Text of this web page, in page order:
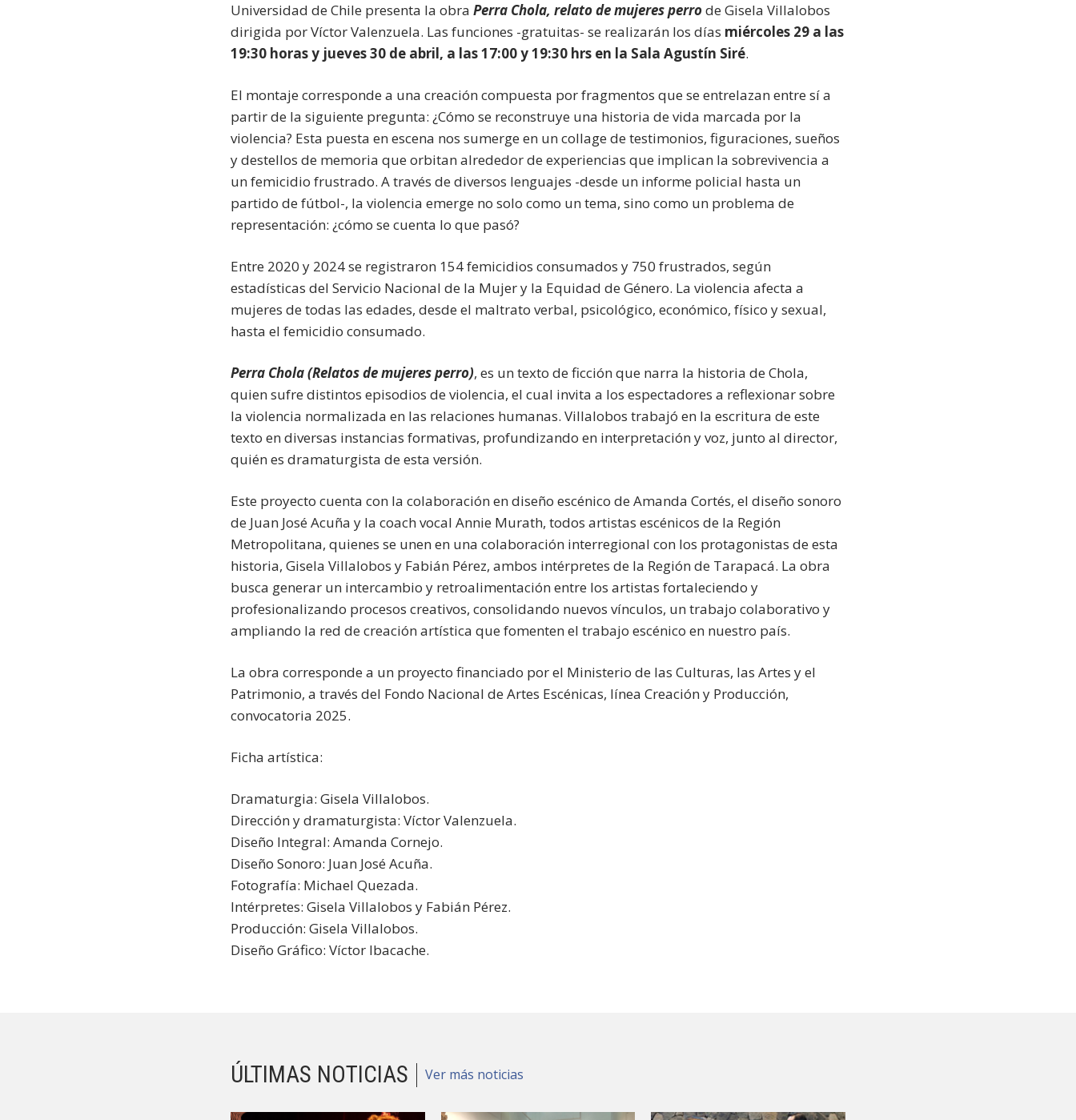
Universidad de Chile presenta la obra Perra Chola, relato de mujeres perrode Gisela Villalobos
dirigida por Víctor Valenzuela. Las funciones -gratuitas- se realizarán los días miércoles 29 a las
19:30 horas y jueves 30 de abril, a las 17:00 y 19:30 hrs en la Sala Agustín Siré.
El montaje corresponde a una creación compuesta por fragmentos que se entrelazan entre sí a
partir de la siguiente pregunta: ¿Cómo se reconstruye una historia de vida marcada por la
violencia? Esta puesta en escena nos sumerge en un collage de testimonios, figuraciones, sueños
y destellos de memoria que orbitan alrededor de experiencias que implican la sobrevivencia a
un femicidio frustrado. A través de diversos lenguajes -desde un informe policial hasta un
partido de fútbol-, la violencia emerge no solo como un tema, sino como un problema de
representación: ¿cómo se cuenta lo que pasó?
Entre 2020 y 2024 se registraron 154 femicidios consumados y 750 frustrados, según
estadísticas del Servicio Nacional de la Mujer y la Equidad de Género. La violencia afecta a
mujeres de todas las edades, desde el maltrato verbal, psicológico, económico, físico y sexual,
hasta el femicidio consumado.
Perra Chola (Relatos de mujeres perro), es un texto de ficción que narra la historia de Chola,
quien sufre distintos episodios de violencia, el cual invita a los espectadores a reflexionar sobre
la violencia normalizada en las relaciones humanas. Villalobos trabajó en la escritura de este
texto en diversas instancias formativas, profundizando en interpretación y voz, junto al director,
quién es dramaturgista de esta versión.
Este proyecto cuenta con la colaboración en diseño escénico de Amanda Cortés, el diseño sonoro
de Juan José Acuña y la coach vocal Annie Murath, todos artistas escénicos de la Región
Metropolitana, quienes se unen en una colaboración interregional con los protagonistas de esta
historia, Gisela Villalobos y Fabián Pérez, ambos intérpretes de la Región de Tarapacá. La obra
busca generar un intercambio y retroalimentación entre los artistas fortaleciendo y
profesionalizando procesos creativos, consolidando nuevos vínculos, un trabajo colaborativo y
ampliando la red de creación artística que fomenten el trabajo escénico en nuestro país.
La obra corresponde a un proyecto financiado por el Ministerio de las Culturas, las Artes y el
Patrimonio, a través del Fondo Nacional de Artes Escénicas, línea Creación y Producción,
convocatoria 2025.
Ficha artística:
Dramaturgia: Gisela Villalobos.
Dirección y dramaturgista: Víctor Valenzuela.
Diseño Integral: Amanda Cornejo.
Diseño Sonoro: Juan José Acuña.
Fotografía: Michael Quezada.
Intérpretes: Gisela Villalobos y Fabián Pérez.
Producción: Gisela Villalobos.
Diseño Gráfico: Víctor Ibacache.
ÚLTIMAS NOTICIAS Ver más noticias